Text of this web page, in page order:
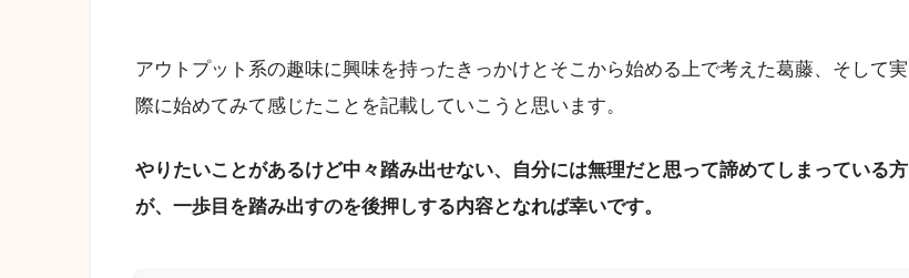
アウトプット系の趣味に興味を持ったきっかけとそこから始める上で考えた葛藤、そして実
際に始めてみて感じたことを記載していこうと思います。
やりたいことがあるけど中々踏み出せない、自分には無理だと思って諦めてしまっている方
が、一歩目を踏み出すのを後押しする内容となれば幸いです。